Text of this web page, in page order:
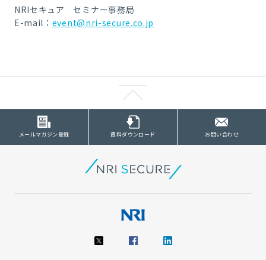
NRIセキュア セミナー事務局
E-mail： event@nri-secure.co.jp
メールマガジン登録 資料ダウンロード お問い合わせ